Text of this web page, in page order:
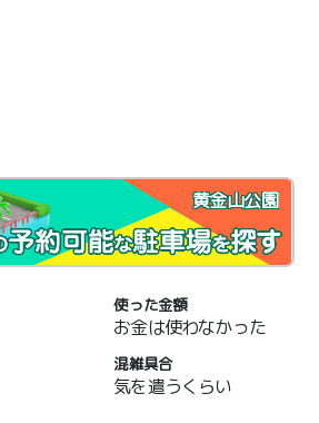
黄金山公園
使った金額
お金は使わなかった
混雑具合
気を遣うくらい